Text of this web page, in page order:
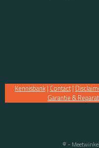
Kennisbank| Contact|
Garantie &
© -